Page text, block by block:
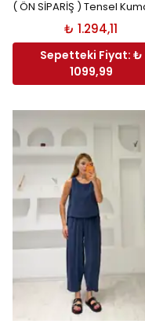
₺ 1.294,11
Sepetteki Fiyat: ₺
1099,99